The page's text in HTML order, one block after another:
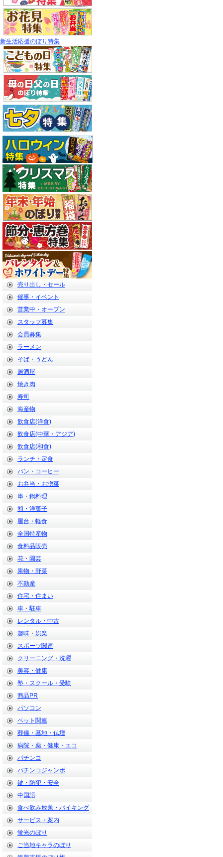
新生活応援のぼり特集
売り出し・セール
催事・イベント
営業中・オープン
スタッフ募集
会員募集
ラーメン
そば・うどん
居酒屋
焼き肉
寿司
海産物
飲食店(洋食)
飲食店(中華・アジア)
飲食店(和食)
ランチ・定食
パン・コーヒー
お弁当・お惣菜
串・鍋料理
和・洋菓子
屋台・軽食
全国特産物
食料品販売
花・園芸
果物・野菜
不動産
住宅・住まい
車・駐車
レンタル・中古
趣味・娯楽
スポーツ関連
クリーニング・洗濯
美容・健康
塾・スクール・受験
商品PR
パソコン
ペット関連
葬儀・墓地・仏壇
病院・薬・健康・エコ
パチンコ
パチンコジャンボ
鍵・防犯・安全
中国語
食べ飲み放題・バイキング
サービス・案内
蛍光のぼり
ご当地キャラのぼり